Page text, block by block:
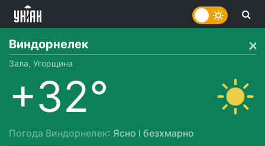
Виндорнелек
Зала, Угорщина
+32°
Погода Виндорнелек: Ясно і безхмарно